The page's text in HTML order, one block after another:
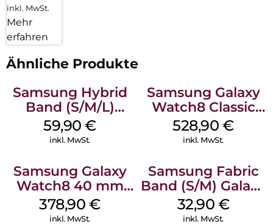
inkl. MwSt.
Mehr
erfahren
Ähnliche Produkte
Samsung Hybrid
Band (S/M/L)
Galaxy
Watch8/Watch8
59,90€
inkl. MwSt.
Samsung Galaxy
Watch8 Classic
Black
528,90€
inkl. MwSt.
Samsung Galaxy
Watch8 40 mm
Graphite
378,90€
inkl. MwSt.
Samsung Fabric
Band (S/M) Galaxy
Watch8/Watch8
Classic Red
32,90 €
inkl. MwSt.